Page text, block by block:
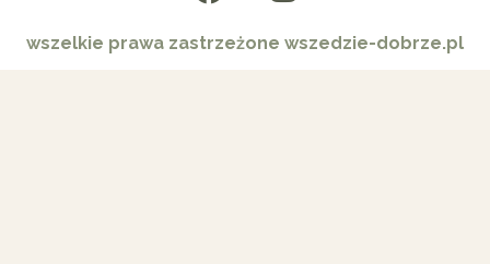
wszelkie prawa zastrzeżone wszedzie-dobrze.pl